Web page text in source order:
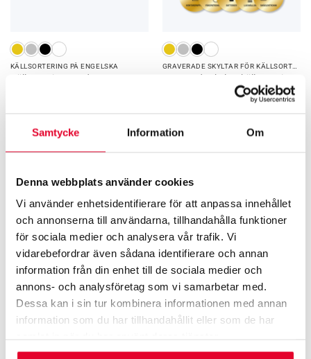
Samtycke Information Om
Denna webbplats använder cookies
Vi använder enhetsidentifierare för att anpassa innehållet
och annonserna till användarna, tillhandahålla funktioner
för sociala medier och analysera vår trafik. Vi
vidarebefordrar även sådana identifierare och annan
information från din enhet till de sociala medier och
annons- och analysföretag som vi samarbetar med.
Dessa kan i sin tur kombinera informationen med annan
information som du har tillhandahållit eller som de har
KÄLLSORTERING PÅ ENGELSKA
Källsortering Food waste – 60
Graverade skyltar källsortering